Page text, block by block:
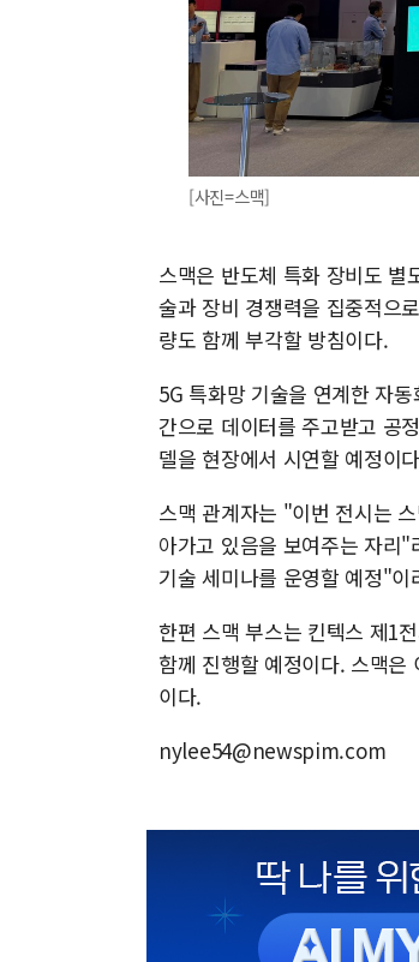
[사진=스맥]
스맥은 반도체 특화 장비도 별
술과 장비 경쟁력을 집중적으
량도 함께 부각할 방침이다.
5G 특화망 기술을 연계한 자
간으로 데이터를 주고받고
델을 현장에서 시연할 예정이
스맥 관계자는 "이번 전시는
아가고 있음을 보여주는 자리
기술 세미나를 운영할 예정"이
한편 스맥 부스는 킨텍스 제1
함께 진행할 예정이다. 스맥은
이다.
nylee54@newspim.com